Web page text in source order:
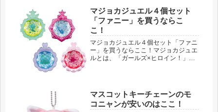
マジョカジュエル４個セット
「ファニー」を買うならこ
こ！
マジョカジュエル４個セット「ファニ
ー」を買うならここ！マジョカジュエ
ルとは、「ガールズ×ヒロイン！」シ
の力が宿っている不思議なジュエルで
す...
マスコットキーチェーンのモ
コニャンが安いのはここ！